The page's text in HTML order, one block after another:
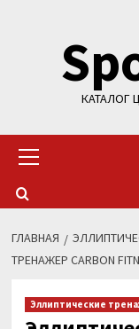
содержимому
КАТАЛОГ
меню
ГЛАВНАЯ
ТРЕНАЖЕР CARBON
Эллиптические